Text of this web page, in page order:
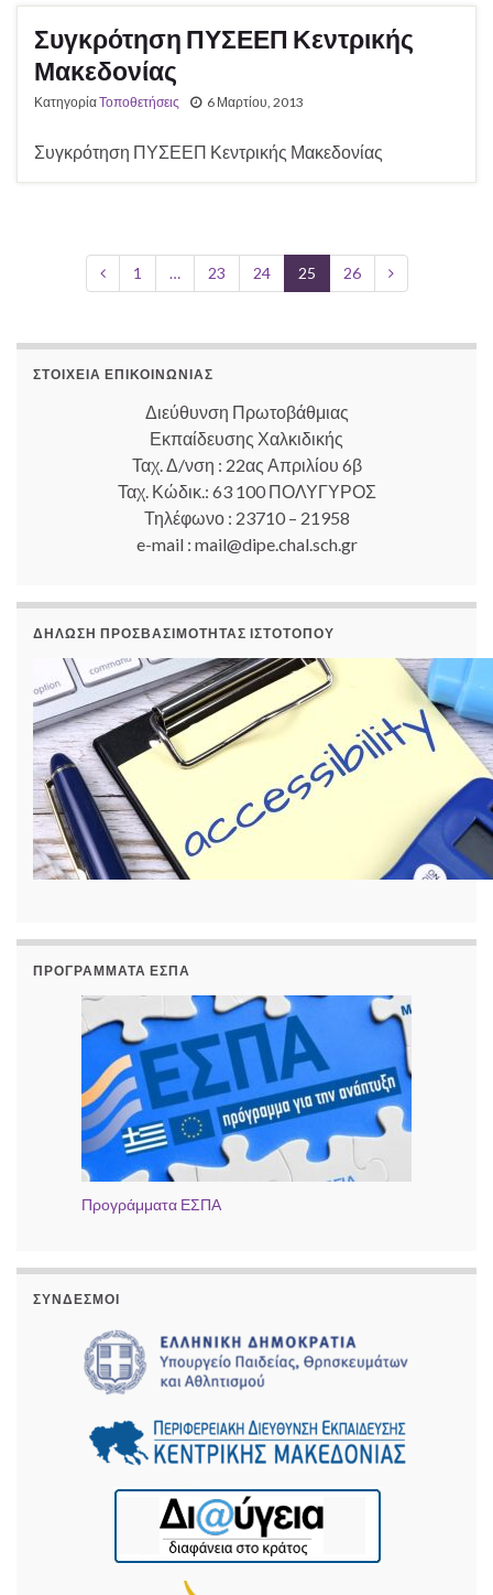
Συγκρότηση ΠΥΣΕΕΠ Κεντρικής
Μακεδονίας
ΚατηγορίαΤοποθετήσεις 6 Μαρτίου, 2013
Συγκρότηση ΠΥΣΕΕΠ Κεντρικής Μακεδονίας
1 … 23 24 25 26
ΣΤΟΙΧΕΊΑ ΕΠΙΚΟΙΝΩΝΊΑΣ
Διεύθυνση Πρωτοβάθμιας
Εκπαίδευσης Χαλκιδικής
Ταχ. Δ/νση : 22ας Απριλίου 6β
Ταχ. Κώδικ.: 63 100 ΠΟΛΥΓΥΡΟΣ
Τηλέφωνο : 23710 – 21958
e-mail : mail@dipe.chal.sch.gr
ΔΉΛΩΣΗ ΠΡΟΣΒΑΣΙΜΌΤΗΤΑΣ ΙΣΤΟΤΌΠΟΥ
ΠΡΟΓΡΆΜΜΑΤΑ ΕΣΠΑ
Προγράμματα ΕΣΠΑ
ΣΎΝΔΕΣΜΟΙ